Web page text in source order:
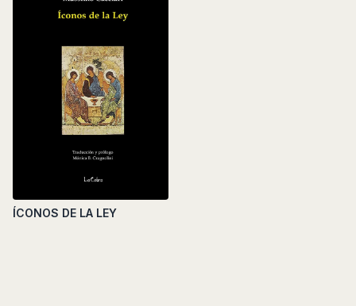
ÍCONOS DE LA LEY